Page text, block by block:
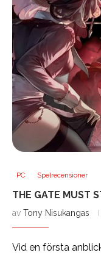
PC Spelrecensioner
THE GATE MUST
av Tony Nisukangas
Vid en första